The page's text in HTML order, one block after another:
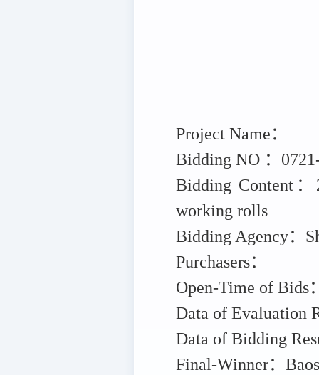
Project Name：
Bidding NO ：
Bidding Content
working rolls
Bidding Agency：
Purchasers：
Open-Time of Bids
Data of Evaluation
Data of Bidding
Final-Winner：